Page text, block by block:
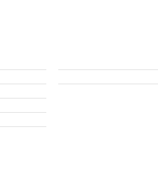
Políticas de privacidad
Terminos y condiciones